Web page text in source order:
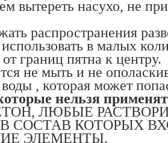
вытереть насухо, не
распространения
в малых
границ пятна к центру.
не мыть и не
, которая может
нельзя
ЛЮБЫЕ
СОСТАВ КОТОРЫХ
ЭЛЕМЕНТЫ.